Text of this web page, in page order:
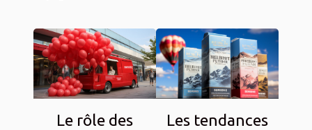
Le rôle des
Les tendances